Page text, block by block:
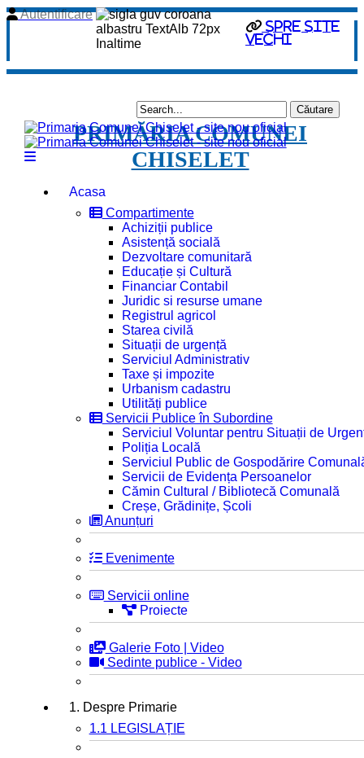
Spre site
vechi
Autentificare
PRIMĂRIA COMUNEI
CHISELET
Acasa
Compartimente
Achiziții publice
Asistență socială
Dezvoltare comunitară
Educație și Cultură
Financiar Contabil
Juridic si resurse umane
Registrul agricol
Starea civilă
Situații de urgență
Serviciul Administrativ
Taxe și impozite
Urbanism cadastru
Utilități publice
Servicii Publice în Subordine
Serviciul Voluntar pentru Situații de
Poliția Locală
Serviciul Public de Gospodărire
Servicii de Evidența Persoanelor
Cămin Cultural / Bibliotecă Comunală
Creșe, Grădinițe, Școli
Anunțuri
Evenimente
Servicii online
Proiecte
Galerie Foto | Video
Sedinte publice - Video
1. Despre Primarie
1.1 LEGISLAȚIE